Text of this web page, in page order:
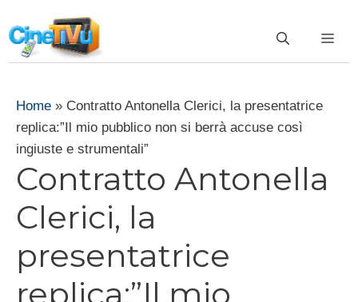
al
contenuto
Home » Contratto Antonella Clerici, la presentatrice
replica:”Il mio pubblico non si berrà accuse così
ingiuste e strumentali”
Contratto Antonella
Clerici, la
presentatrice
replica:”Il mio